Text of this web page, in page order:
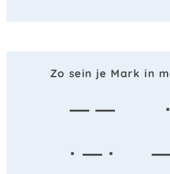
Zo sein je Mark in
— —
· — ·